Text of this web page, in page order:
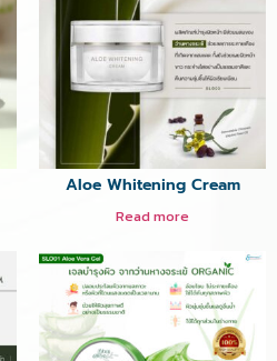
Aloe Whitening Cream
Read more